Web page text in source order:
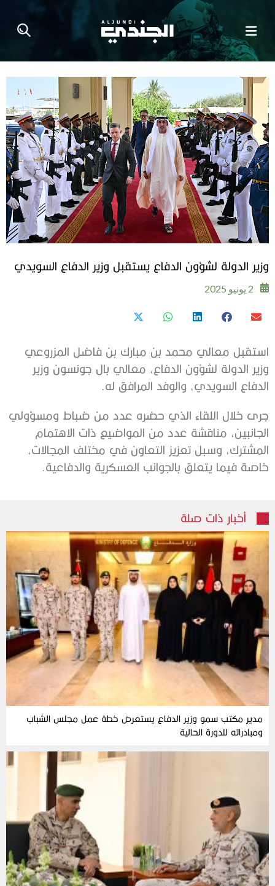
وزير الدولة لشؤون الدفاع يستقبل وزير الدفاع السويدي
2 يونيو 2025
استقبل معالي محمد بن مبارك بن فاضل المزروعي
وزير الدولة لشؤون الدفاع، معالي بال جونسون وزير
الدفاع السويدي، والوفد المرافق له.
جرى خلال اللقاء الذي حضره عدد من ضباط ومسؤولي
الجانبين، مناقشة عدد من المواضيع ذات الاهتمام
المشترك، وسبل تعزيز التعاون في مختلف المجالات،
خاصة فيما يتعلق بالجوانب العسكرية والدفاعية.
أخبار ذات صلة
مدير مكتب سمو وزير الدفاع يستعرض خطة عمل مجلس الشباب
ومبادراته للدورة الحالية